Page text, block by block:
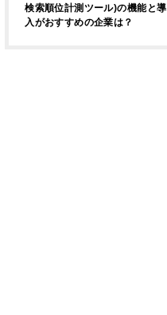
検索順位計測ツール)の機能と導
入がおすすめの企業は？